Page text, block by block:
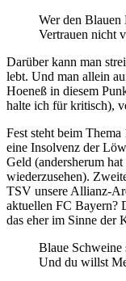
Wer den Blauen
Vertrauen nicht
Darüber kann man
lebt. Und man allein
Hoeneß in diesem
halte ich für kritisch),
Fest steht beim
eine Insolvenz der
Geld (andersherum
wiederzusehen).
TSV unsere Allianz-
aktuellen FC Bayern?
das eher im Sinne der
Blaue Schweine
Und du willst